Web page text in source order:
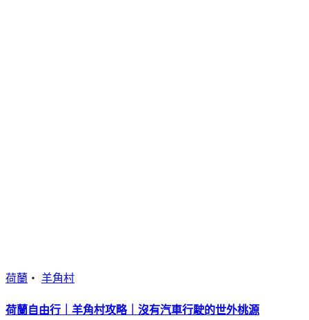
荷蘭 ・ 羊角村
荷蘭自由行｜羊角村攻略｜沒有汽車行駛的世外桃源